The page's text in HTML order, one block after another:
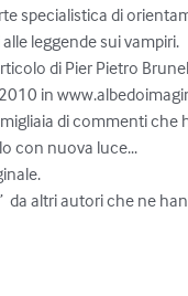
specialistica di
leggende sui vampiri.
di Pier Pietro
in
di commenti
con nuova luce...
da altri autori che ne